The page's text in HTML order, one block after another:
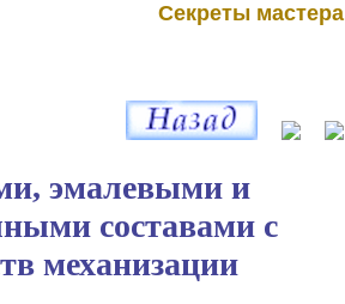
Секреты мастера
эмалевыми и
составами с
механизации